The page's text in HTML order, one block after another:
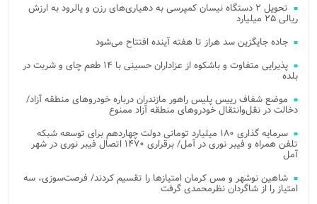
تحویل ۲ دستگاه نیسان کمپرسی به دهیاری‌های رزن و یالرود به ارزش
ریالی ۲۵ میلیارد
جاده جایگزین سد هراز تا هفته آینده افتتاح می‌شود
پذیرایی متفاوت و باشکوه از عزاداران حسینی با ۱۴ طعم چای و شربت در
بلده
موضع شفاف رییس پلیس راهور مازندران درباره خودروهای منطقه آزاد/
دخالت در نقل‌وانتقال خودروهای منطقه آزاد ممنوع
سرمایه گذاری ۱۸۰ میلیارد تومانی دولت چهاردهم برای توسعه شبکه
تلفن همراه و فیبر نوری در آمل/ برقراری ۱۴۷۰ اتصال فیبر نوری در شهر
آمل
شاهین نوشهر و مس کرمان امتیازها را تقسیم کردند/ فرصت‌سوزی، سه
امتیاز را از شاگردان نظرمحمدی گرفت